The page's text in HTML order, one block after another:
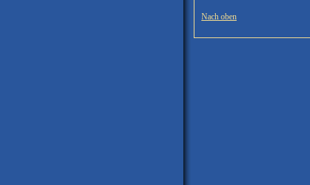
Nach oben